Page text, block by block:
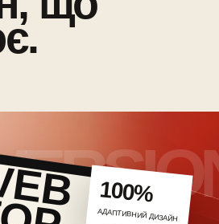
100%
АДАПТИВНИЙ ДИЗАЙН